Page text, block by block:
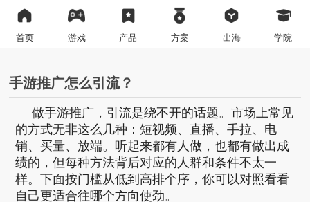
首页 游戏 产品 方案 出海 学院
手游推广怎么引流？
做手游推广，引流是绕不开的话题。市场上常见
的方式无非这么几种：短视频、直播、手拉、电
销、买量、放端。听起来都有人做，也都有做出成
绩的，但每种方法背后对应的人群和条件不太一
样。下面按门槛从低到高排个序，你可以对照看看
自己更适合往哪个方向使劲。